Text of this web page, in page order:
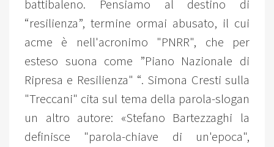
battibaleno. Pensiamo al destino di
“resilienza”, termine ormai abusato, il cui
acme è nell'acronimo "PNRR", che per
esteso suona come ”Piano Nazionale di
Ripresa e Resilienza" “. Simona Cresti sulla
"Treccani" cita sul tema della parola-slogan
un altro autore: «Stefano Bartezzaghi la
definisce "parola-chiave di un'epoca",